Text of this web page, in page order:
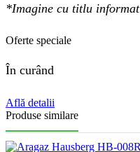
*Imagine cu titlu
Oferte speciale
În curând
Află detalii
Produse similare